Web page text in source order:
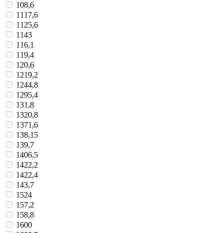
108,6
1117,6
1125,6
1143
116,1
119,4
120,6
1219,2
1244,8
1295,4
131,8
1320,8
1371,6
138,15
139,7
1406,5
1422,2
1422,4
143,7
1524
157,2
158,8
1600